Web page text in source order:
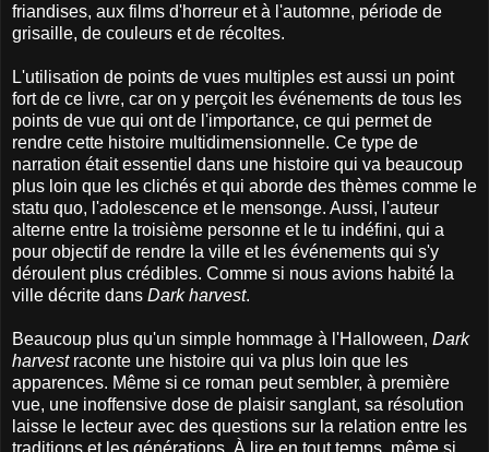
friandises, aux films d'horreur et à l'automne, période de
grisaille, de couleurs et de récoltes.
L'utilisation de points de vues multiples est aussi un point
fort de ce livre, car on y perçoit les événements de tous les
points de vue qui ont de l'importance, ce qui permet de
rendre cette histoire multidimensionnelle. Ce type de
narration était essentiel dans une histoire qui va beaucoup
plus loin que les clichés et qui aborde des thèmes comme le
statu quo, l'adolescence et le mensonge. Aussi, l'auteur
alterne entre la troisième personne et le tu indéfini, qui a
pour objectif de rendre la ville et les événements qui s'y
déroulent plus crédibles. Comme si nous avions habité la
ville décrite dans Dark harvest.
Beaucoup plus qu'un simple hommage à l'Halloween, Dark
harvestraconte une histoire qui va plus loin que les
apparences. Même si ce roman peut sembler, à première
vue, une inoffensive dose de plaisir sanglant, sa résolution
laisse le lecteur avec des questions sur la relation entre les
traditions et les générations. À lire en tout temps, même si